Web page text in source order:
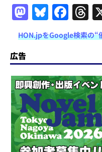
M
a
st
o
d
o
n
Bl
u
e
s
k
y
F
a
c
e
b
o
o
k
T
h
a
d
s
HON.jpをGoogle検索の“
広告